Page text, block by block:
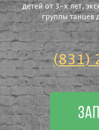
детей от 3-х лет,
группы танцев
(831)